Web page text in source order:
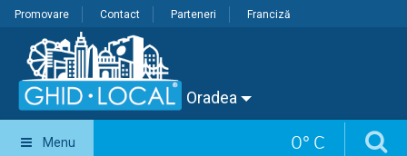
Promovare Contact Parteneri Franciză
Oradea
0° C
Menu